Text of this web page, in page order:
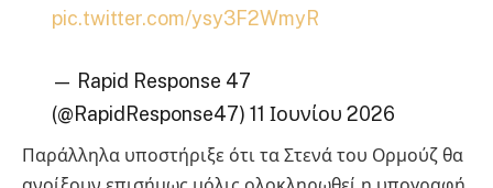
pic.twitter.com/ysy3F2WmyR
— Rapid Response 47
(@RapidResponse47) 11 Ιουνίου 2026
Παράλληλα υποστήριξε ότι τα Στενά του Ορμούζ θα